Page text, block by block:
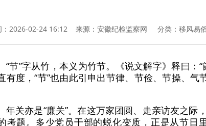
：2026-02-24 16:12 来源： 安徽纪检监察网 分类：移风易
“节”字从竹，本义为竹节。《说文解字》释曰：
有度，“节”也由此引申出节律、节俭、节操、
年关亦是“廉关”。在这万家团圆、走亲访友之
考题。多少党员干部的蜕化变质，正是从节日